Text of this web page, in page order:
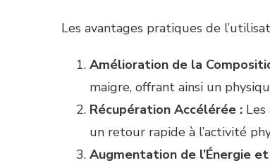
Les avantages pratiques de
Amélioration de la
maigre, offrant ainsi un
Récupération Accélérée :
un retour rapide à l’activité
Augmentation de l’Énergie et